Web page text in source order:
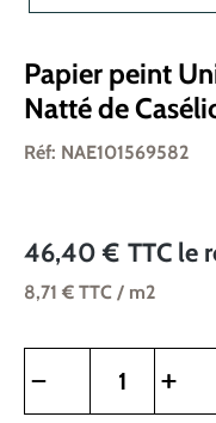
Papier peint
Natté de
Réf: NAE101569582
46,40 € TTC le
8,71 € TTC / m2